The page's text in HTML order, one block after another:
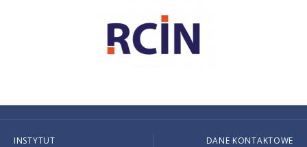
INSTYTUT
DANE KONTAKTOWE